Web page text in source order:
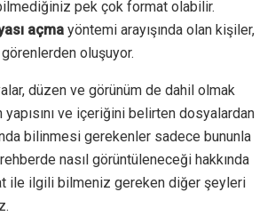
pek çok format olabilir.
açma yöntemi arayışında olan kişiler,
oluşuyor.
düzen ve görünüm de dahil olmak
ve içeriğini belirten dosyalardan
bilinmesi gerekenler sadece bununla
rehberde nasıl görüntüleneceği hakkında
ile ilgili bilmeniz gereken diğer şeyleri